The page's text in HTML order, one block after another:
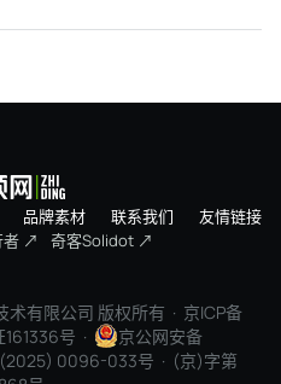
品牌素材 联系我们
友情链接
者 ↗ 奇客Solidot ↗
有限公司 版权所有 · 京ICP备
161336号 ·
京公网安备
(2025) 0096-033号 · (京)字第